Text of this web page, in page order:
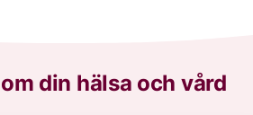
din hälsa och vård